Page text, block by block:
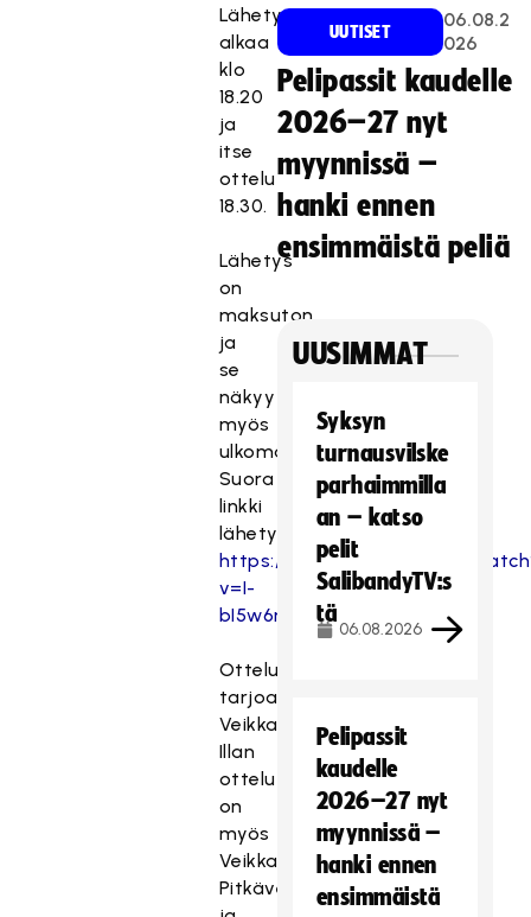
Lähetys
alkaa
klo
18.20
ja
itse
ottelu
18.30.
Lähetys
on
maksuton
ja
se
näkyy
myös
ulkomailla.
Suora
linkki
lähetykseen:
https://www.youtube.com/
v=I-
bI5w6rmV4
Ottelulähetyksen
tarjoaa
Veikkaus.
Illan
ottelu
on
myös
Veikkauksen
Pitkävedon
UUTISET
06.08.2
026
Pelipassit kaudelle
2026–27 nyt
myynnissä –
hanki ennen
ensimmäistä peliä
UUSIMMAT
Syksyn
turnausvilske
parhaimmilla
an – katso
pelit
SalibandyTV:s
tä
06.08.2026
Pelipassit
kaudelle
2026–27 nyt
myynnissä –
hanki ennen
ensimmäistä